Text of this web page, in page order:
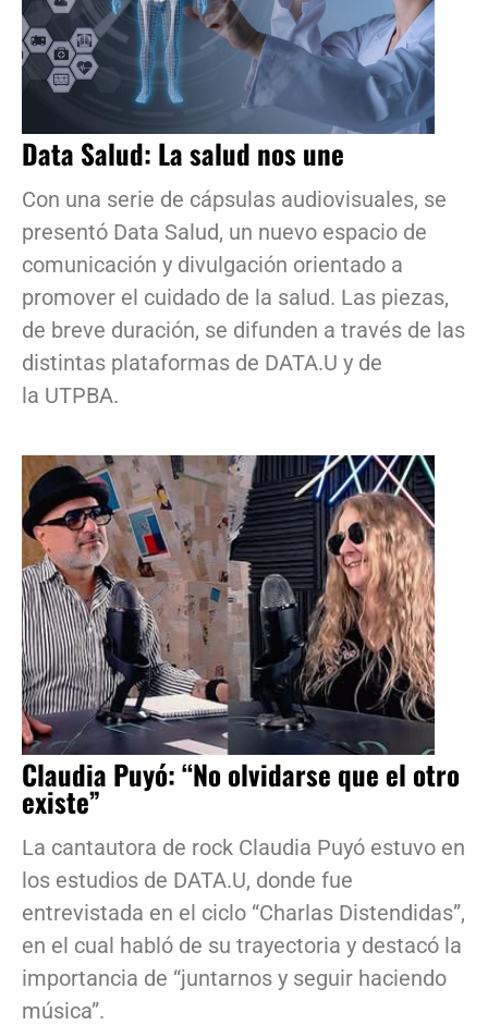
Data Salud: La salud nos une
Con una serie de cápsulas audiovisuales, se
presentó Data Salud, un nuevo espacio de
comunicación y divulgación orientado a
promover el cuidado de la salud. Las piezas,
de breve duración, se difunden a través de las
distintas plataformas de DATA.U y de
la UTPBA.
Claudia Puyó: “No olvidarse que el otro
existe”
La cantautora de rock Claudia Puyó estuvo en
los estudios de DATA.U, donde fue
entrevistada en el ciclo “Charlas Distendidas”,
en el cual habló de su trayectoria y destacó la
importancia de “juntarnos y seguir haciendo
música”.